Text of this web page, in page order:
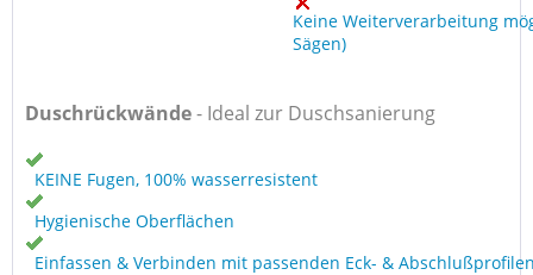
Keine Weiterverarbeitung
Sägen)
Duschrückwände- Ideal zur Duschsanierung
KEINE Fugen, 100% wasserresistent
Hygienische Oberflächen
Einfassen & Verbinden mit passenden Eck- &